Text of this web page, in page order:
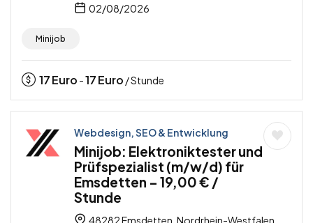
02/08/2026
Minijob
17Euro -17Euro / Stunde
Webdesign, SEO & Entwicklung
Minijob: Elektroniktester und
Prüfspezialist (m/w/d) für
Emsdetten – 19,00 € /
Stunde
48282 Emsdetten, Nordrhein-Westfalen,